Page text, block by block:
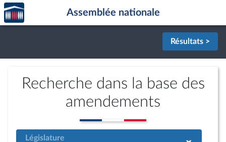
Aller au contenu
Aller en bas de la page
Accèder
à la
page
Assemblée nationale
Résultats >
Recherche dans la base des
amendements
Législature